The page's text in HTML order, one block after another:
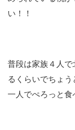
い！！
普段は家族４人
るくらいでちょ
一人でぺろっと食